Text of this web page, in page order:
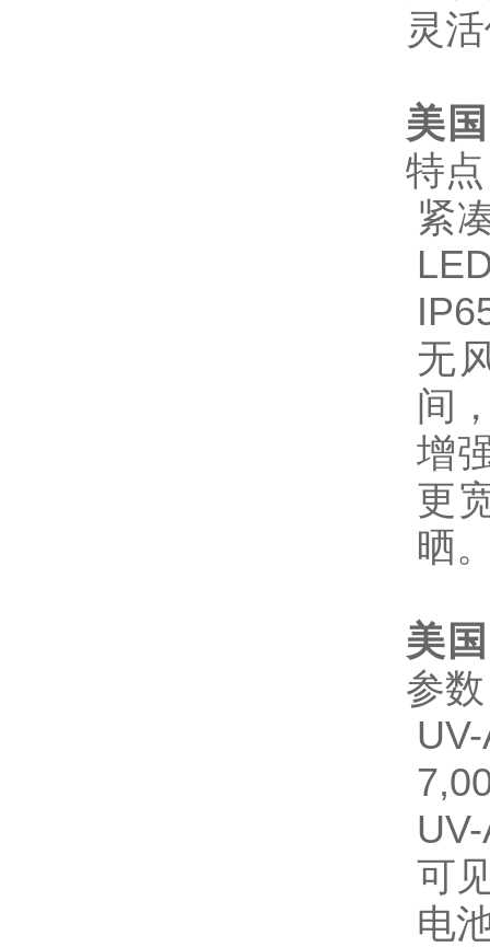
灵
美
特
紧
无
间
增
更
晒
美
参
可
电